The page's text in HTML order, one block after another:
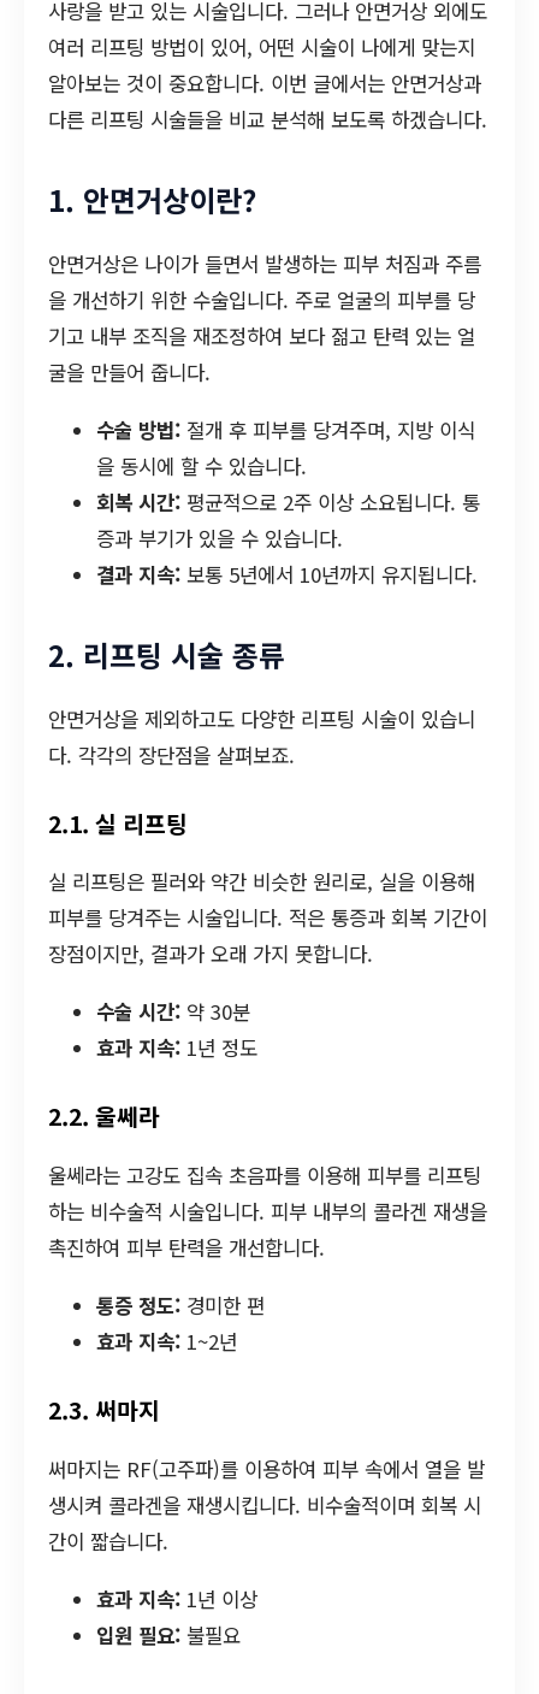
사랑을 받고 있는 시술입니다. 그러나 안면거상 외에도
여러 리프팅 방법이 있어, 어떤 시술이 나에게 맞는지
알아보는 것이 중요합니다. 이번 글에서는 안면거상과
다른 리프팅 시술들을 비교 분석해 보도록 하겠습니다.
1. 안면거상이란?
안면거상은 나이가 들면서 발생하는 피부 처짐과 주름
을 개선하기 위한 수술입니다. 주로 얼굴의 피부를 당
기고 내부 조직을 재조정하여 보다 젊고 탄력 있는 얼
굴을 만들어 줍니다.
수술 방법: 절개 후 피부를 당겨주며, 지방 이식
을 동시에 할 수 있습니다.
회복 시간: 평균적으로 2주 이상 소요됩니다. 통
증과 부기가 있을 수 있습니다.
결과 지속: 보통 5년에서 10년까지 유지됩니다.
2. 리프팅 시술 종류
안면거상을 제외하고도 다양한 리프팅 시술이 있습니
다. 각각의 장단점을 살펴보죠.
2.1. 실 리프팅
실 리프팅은 필러와 약간 비슷한 원리로, 실을 이용해
피부를 당겨주는 시술입니다. 적은 통증과 회복 기간이
장점이지만, 결과가 오래 가지 못합니다.
수술 시간: 약 30분
효과 지속: 1년 정도
2.2. 울쎄라
울쎄라는 고강도 집속 초음파를 이용해 피부를 리프팅
하는 비수술적 시술입니다. 피부 내부의 콜라겐 재생을
촉진하여 피부 탄력을 개선합니다.
통증 정도: 경미한 편
효과 지속: 1~2년
2.3. 써마지
써마지는 RF(고주파)를 이용하여 피부 속에서 열을 발
생시켜 콜라겐을 재생시킵니다. 비수술적이며 회복 시
간이 짧습니다.
효과 지속: 1년 이상
입원 필요: 불필요